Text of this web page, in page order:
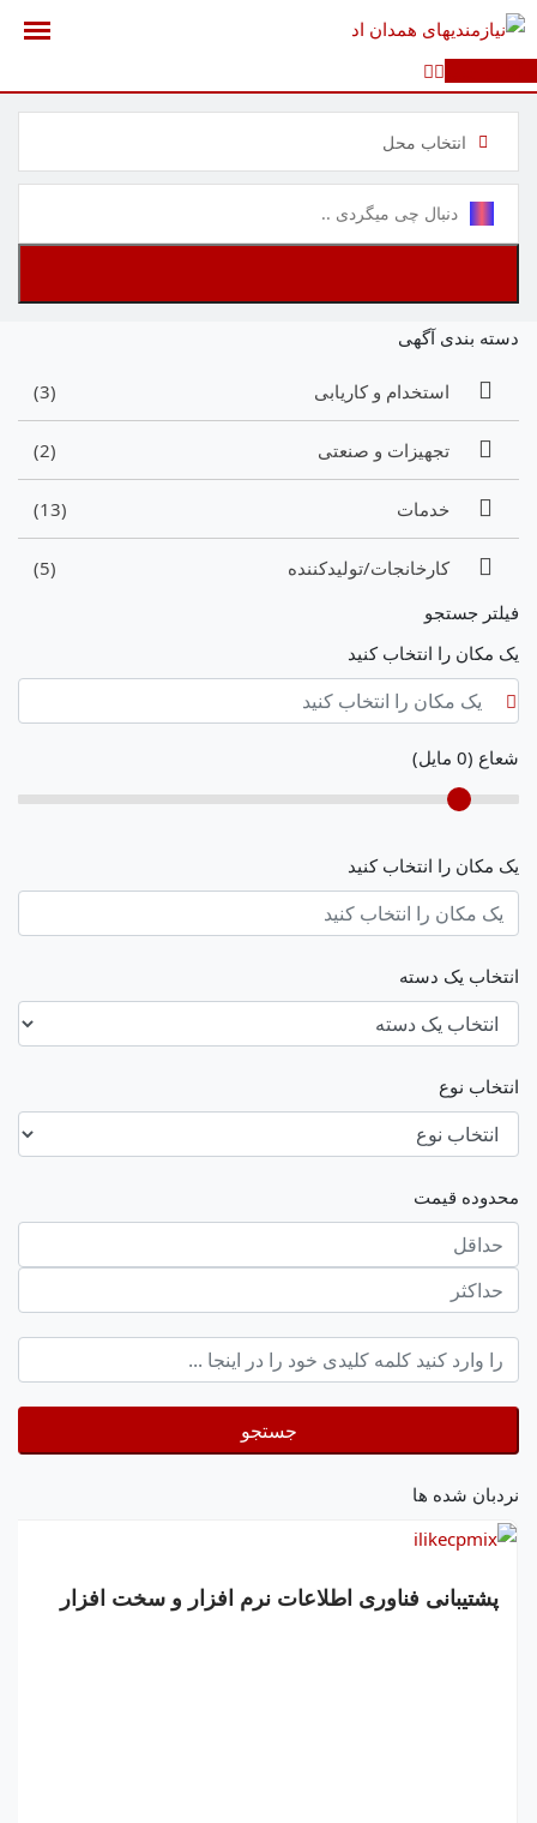
پرش
محتوا
انتخاب محل
دسته بندی آگهی
استخدام و کاریابی (3)
تجهیزات و صنعتی (2)
خدمات (13)
کارخانجات/تولیدکننده
(5)
فیلتر جستجو
یک مکان را انتخاب کنید
شعاع (0 مایل)
یک مکان را انتخاب کنید
انتخاب یک دسته
انتخاب نوع
محدوده قیمت
حداقل
قیمت
حداکثر
keyword
جستجو
نردبان شده ها
پشتیبانی فناوری اطلاعات نرم افزار و سخت افزار